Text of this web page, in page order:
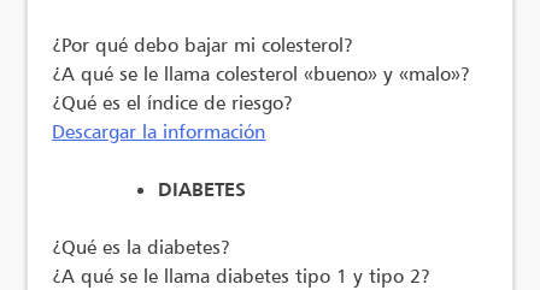
¿Por qué debo bajar mi colesterol?
¿A qué se le llama colesterol «bueno» y «malo»?
¿Qué es el índice de riesgo?
Descargar la información
DIABETES
¿Qué es la diabetes?
¿A qué se le llama diabetes tipo 1 y tipo 2?